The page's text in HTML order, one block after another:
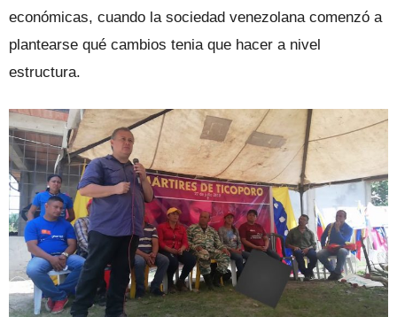
económicas, cuando la sociedad venezolana comenzó a
plantearse qué cambios tenia que hacer a nivel
estructura.